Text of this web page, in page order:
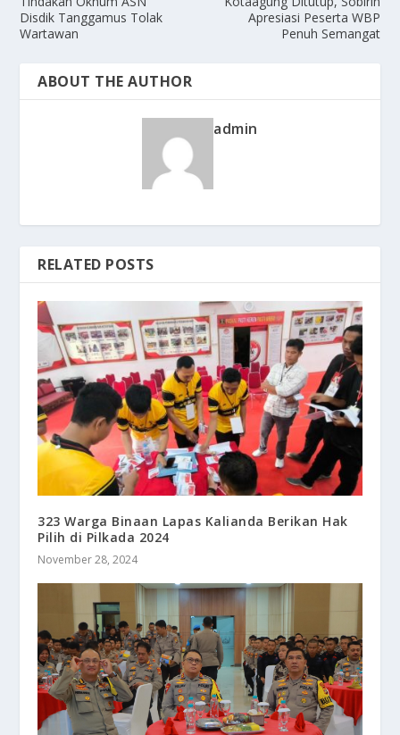
Disdik Tanggamus Tolak
Wartawan
Apresiasi Peserta WBP
Penuh Semangat
ABOUT THE AUTHOR
admin
RELATED POSTS
323 Warga Binaan Lapas Kalianda Berikan Hak
Pilih di Pilkada 2024
November 28, 2024